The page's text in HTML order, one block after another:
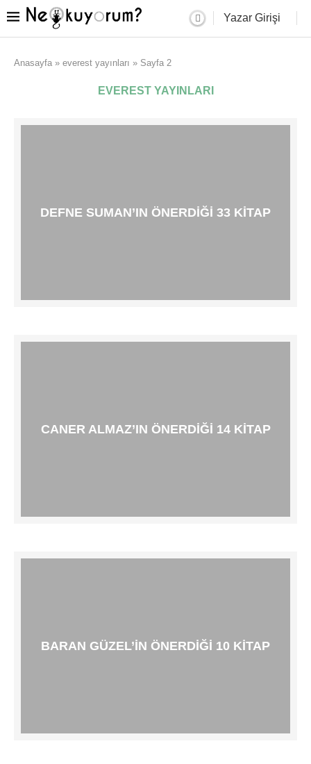
Yazar Girişi
Anasayfa » everest yayınları » Sayfa 2
EVEREST YAYINLARI
DEFNE SUMAN’IN ÖNERDIĞI 33 KITAP
CANER ALMAZ’IN ÖNERDIĞI 14 KITAP
BARAN GÜZEL’IN ÖNERDIĞI 10 KITAP